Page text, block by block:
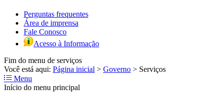
Perguntas frequentes
Área de imprensa
Fale Conosco
Acesso à Informação
Fim do menu de serviços
Você está aqui: Página inicial > Governo > Serviços
Menu
Início do menu principal